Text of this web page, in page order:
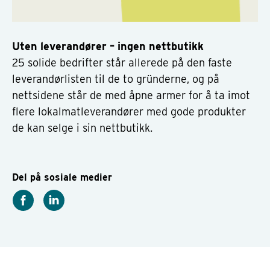
Uten leverandører – ingen nettbutikk
25 solide bedrifter står allerede på den faste
leverandørlisten til de to gründerne, og på
nettsidene står de med åpne armer for å ta imot
flere lokalmatleverandører med gode produkter
de kan selge i sin nettbutikk.
Del på sosiale medier